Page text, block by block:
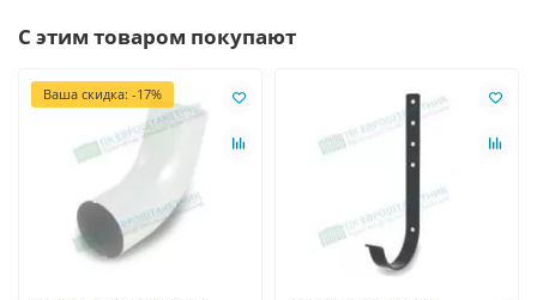
С этим товаром покупают
Ваша скидка: -17%